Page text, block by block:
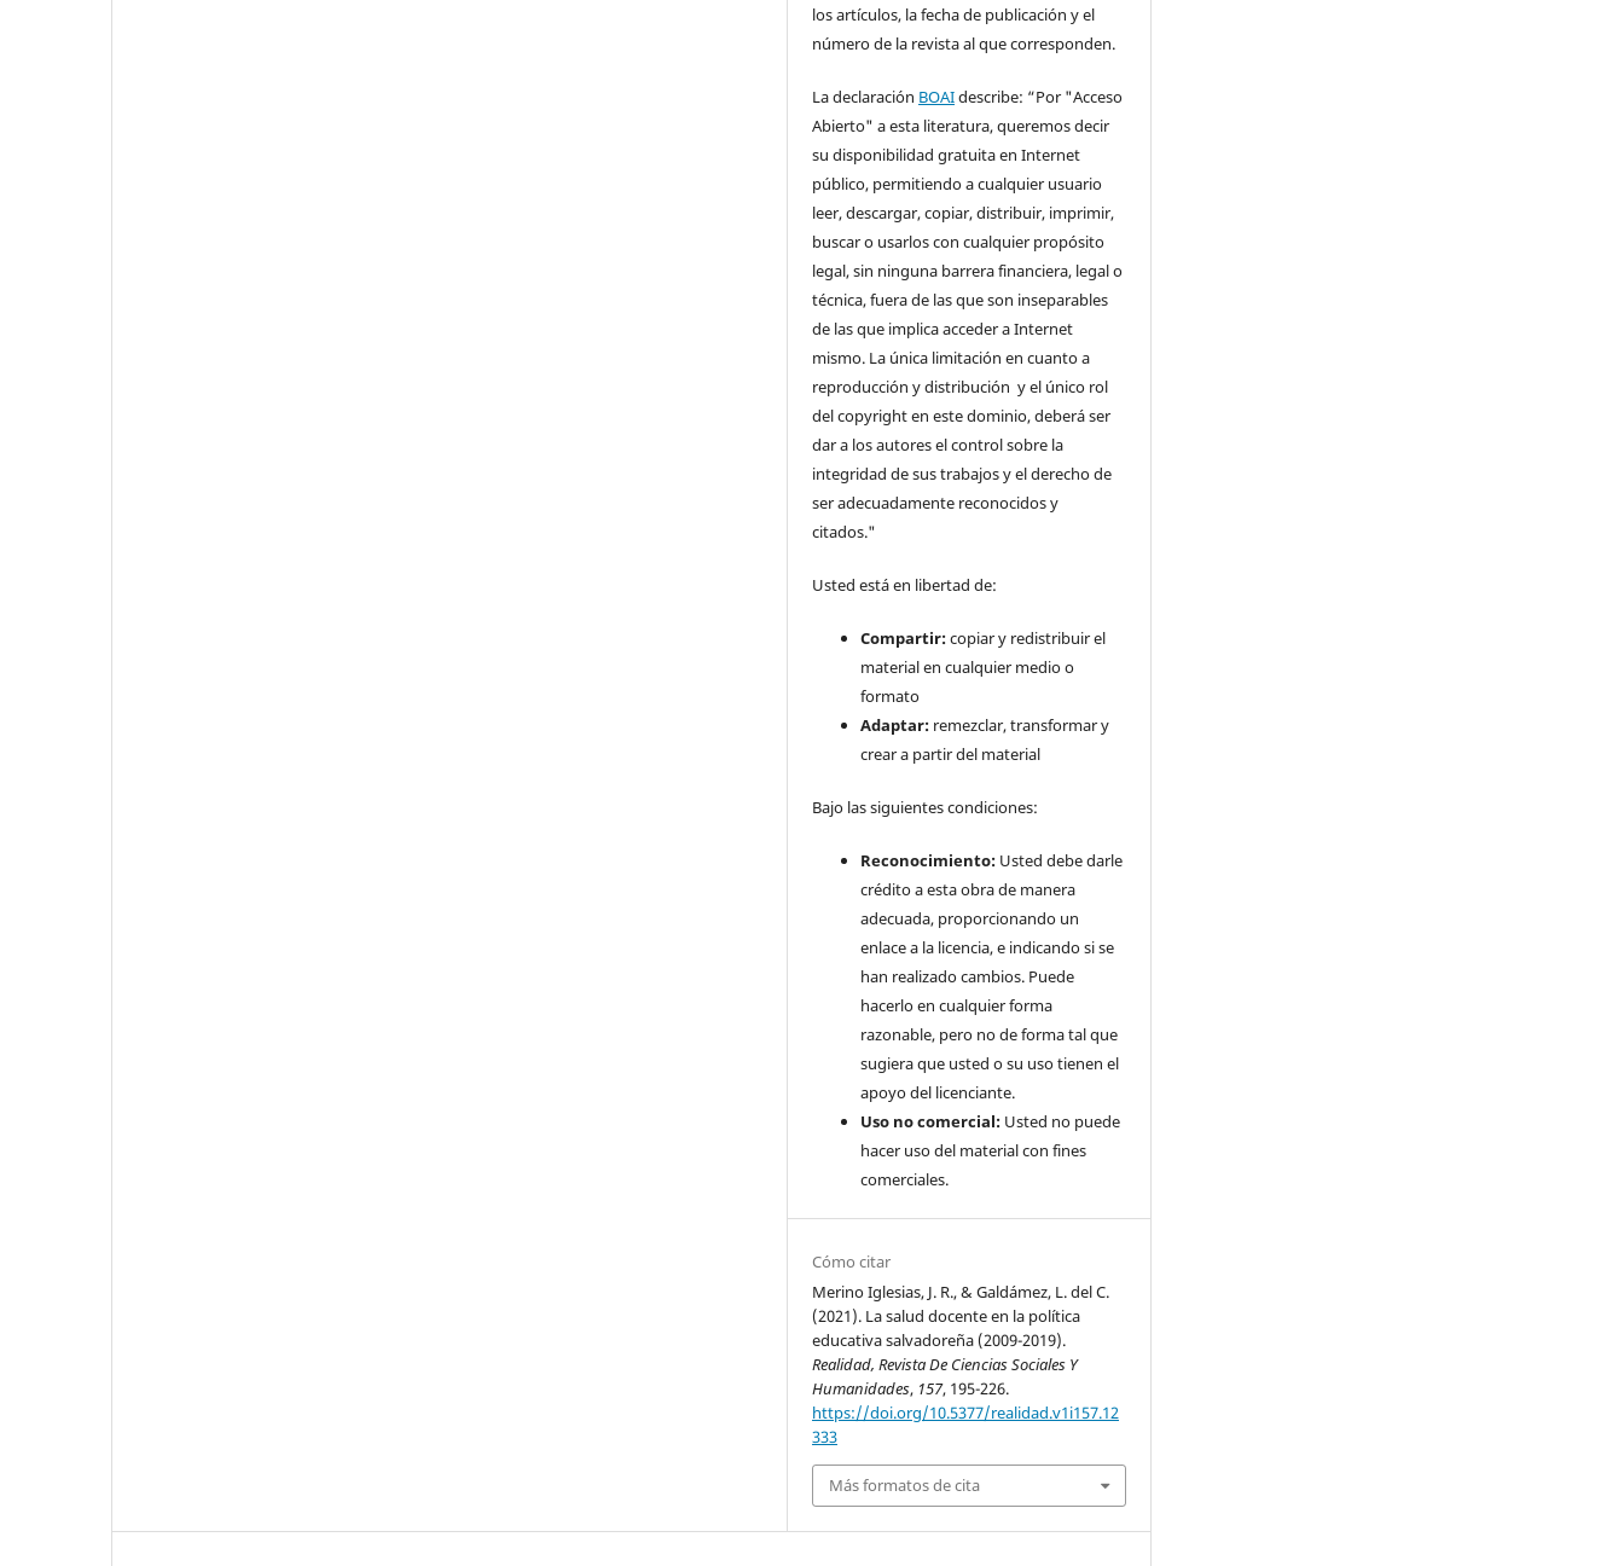
los artículos, la fecha de publicación y el
número de la revista al que corresponden.
La declaración BOAIdescribe: “Por "Acceso
Abierto" a esta literatura, queremos decir
su disponibilidad gratuita en Internet
público, permitiendo a cualquier usuario
leer, descargar, copiar, distribuir, imprimir,
buscar o usarlos con cualquier propósito
legal, sin ninguna barrera financiera, legal o
técnica, fuera de las que son inseparables
de las que implica acceder a Internet
mismo. La única limitación en cuanto a
reproducción y distribución y el único rol
del copyright en este dominio, deberá ser
dar a los autores el control sobre la
integridad de sus trabajos y el derecho de
ser adecuadamente reconocidos y
citados."
Usted está en libertad de:
Compartir:copiar y redistribuir el
material en cualquier medio o
formato
Adaptar: remezclar, transformar y
crear a partir del material
Bajo las siguientes condiciones:
Reconocimiento: Usted debe darle
crédito a esta obra de manera
adecuada, proporcionando un
enlace a la licencia, e indicando si se
han realizado cambios. Puede
hacerlo en cualquier forma
razonable, pero no de forma tal que
sugiera que usted o su uso tienen el
apoyo del licenciante.
Uso no comercial: Usted no puede
hacer uso del material con fines
comerciales.
Cómo citar
Merino Iglesias, J. R., & Galdámez, L. del C.
(2021). La salud docente en la política
educativa salvadoreña (2009-2019).
Realidad, Revista De Ciencias Sociales Y
Humanidades, 157, 195-226.
https://doi.org/10.5377/realidad.v1i157.12
333
Más formatos de cita